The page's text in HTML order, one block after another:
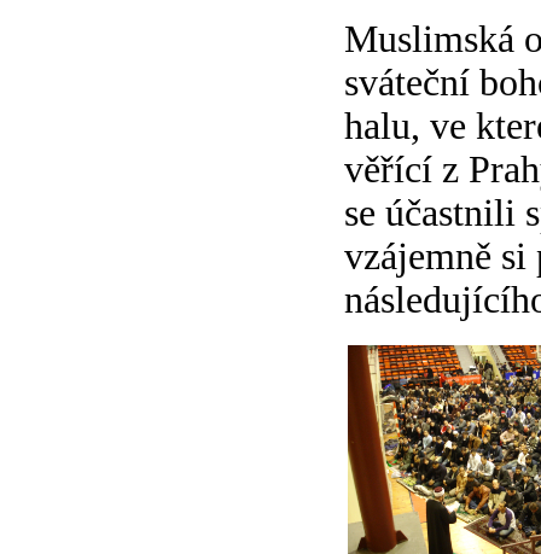
Muslimská
sváteční
halu, ve
věřící z
se účastnili
vzájemně si